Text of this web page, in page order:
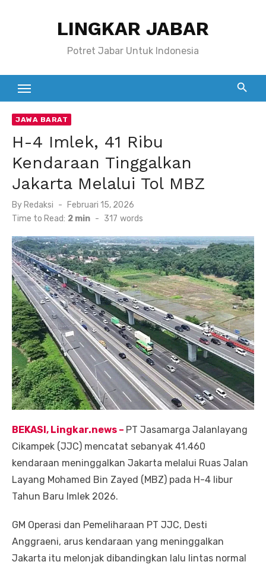
LINGKAR JABAR
Potret Jabar Untuk Indonesia
JAWA BARAT
H-4 Imlek, 41 Ribu
Kendaraan Tinggalkan
Jakarta Melalui Tol MBZ
By Redaksi
Posted
on
Februari 15, 2026
Time to Read: 2 min - 317 words
BEKASI, Lingkar.news – PT Jasamarga Jalanlayang
Cikampek (JJC) mencatat sebanyak 41.460
kendaraan meninggalkan Jakarta melalui Ruas Jalan
Layang Mohamed Bin Zayed (MBZ) pada H-4 libur
Tahun Baru Imlek 2026.
GM Operasi dan Pemeliharaan PT JJC, Desti
Anggraeni, arus kendaraan yang meninggalkan
Jakarta itu melonjak dibandingkan lalu lintas normal